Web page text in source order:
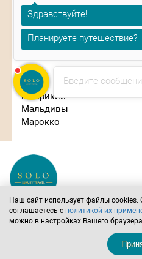
Израиль
Индонезия
Иордания
Испания
Италия
Кипр
Китай
Маврикий
Мальдивы
Марокко
Наш сайт использует файлы cookies.
соглашаетесь с политикой их
можно в настройках Вашего
Введите
Здравствуйте!
Планируете путешествие?